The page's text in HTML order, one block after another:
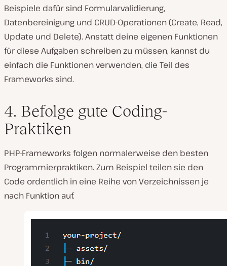
Beispiele dafür sind Formularvalidierung,
Datenbereinigung und CRUD-Operationen (Create, Read,
Update und Delete). Anstatt deine eigenen Funktionen
für diese Aufgaben schreiben zu müssen, kannst du
einfach die Funktionen verwenden, die Teil des
Frameworks sind.
4. Befolge gute Coding-
Praktiken
PHP-Frameworks folgen normalerweise den besten
Programmierpraktiken. Zum Beispiel teilen sie den
Code ordentlich in eine Reihe von Verzeichnissen je
nach Funktion auf.